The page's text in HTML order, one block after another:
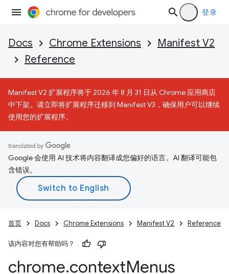
登录
Docs Chrome Extensions
Manifest V2
Reference
Manifest V2 扩展程序将于 2026 年 8 月 31 日从 Chrome 应用商店
中下架。请立即将扩展程序迁移到 Manifest V3，确保用户可以继续
使用您的扩展程序。
Google 会使用 AI 技术将内容翻译成您偏好的语言。AI 翻译可能包
含错误。
首页 Docs Chrome Extensions Manifest V2 Reference
该内容对您有帮助吗？
chrome.contextMenus